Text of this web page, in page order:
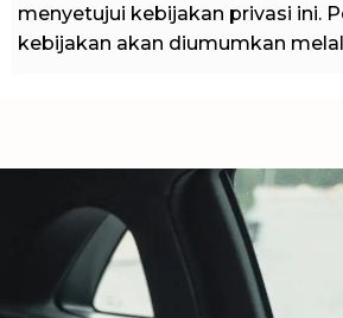
menyetujui kebijakan privasi ini.
kebijakan akan diumumkan